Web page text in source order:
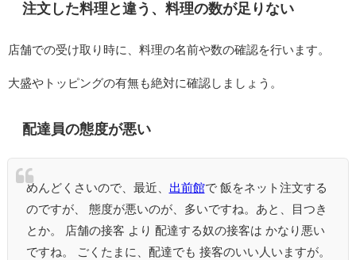
注文した料理と違う、料理の数が足りない
店舗での受け取り時に、料理の名前や数の確認を行います。
大盛やトッピングの有無も絶対に確認しましょう。
配達員の態度が悪い
めんどくさいので、最近、 出前館で 飯をネット注文する
のですが、 態度が悪いのが、多いですね。あと、目つき
とか。 店舗の接客 より 配達する奴の接客は かなり悪い
ですね。 ごくたまに、配達でも 接客のいい人いますが。